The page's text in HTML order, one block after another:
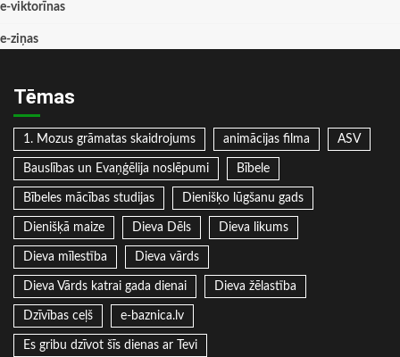
e-viktorīnas
e-ziņas
Tēmas
1. Mozus grāmatas skaidrojums animācijas filma ASV
Bauslības un Evaņģēlija noslēpumi Bībele
Bībeles mācības studijas Dienišķo lūgšanu gads
Dienišķā maize Dieva Dēls Dieva likums
Dieva mīlestība Dieva vārds
Dieva Vārds katrai gada dienai Dieva žēlastība
Dzīvības ceļš e-baznica.lv
Es gribu dzīvot šīs dienas ar Tevi